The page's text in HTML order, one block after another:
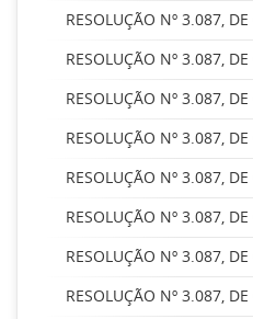
RESOLUÇÃO Nº 3.087,
RESOLUÇÃO Nº 3.087,
RESOLUÇÃO Nº 3.087,
RESOLUÇÃO Nº 3.087,
RESOLUÇÃO Nº 3.087,
RESOLUÇÃO Nº 3.087,
RESOLUÇÃO Nº 3.087,
RESOLUÇÃO Nº 3.087,